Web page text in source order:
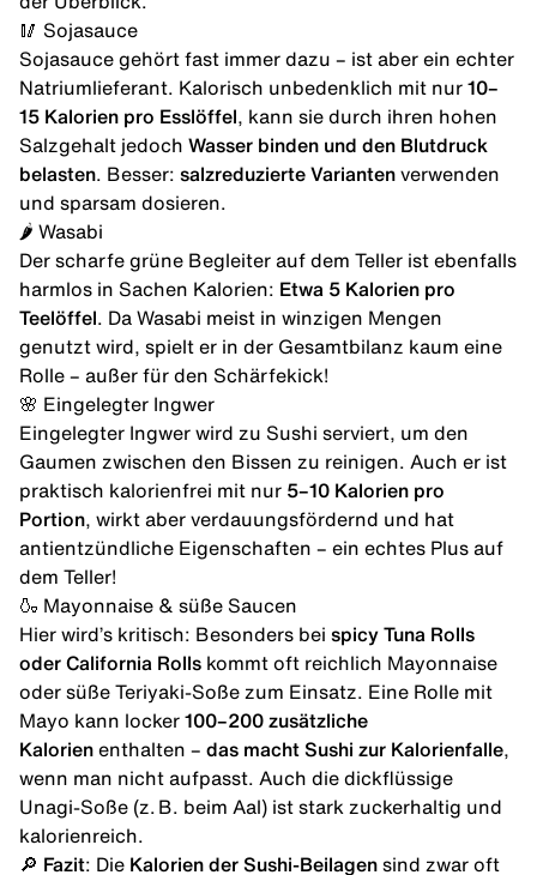
🥢 Sojasauce
Sojasauce gehört fast immer dazu – ist aber ein echter
Natriumlieferant. Kalorisch unbedenklich mit nur 10–
15 Kalorien pro Esslöffel , kann sie durch ihren hohen
Salzgehalt jedoch Wasser binden und den Blutdruck
belasten . Besser: salzreduzierte Varianten verwenden
und sparsam dosieren.
🌶️ Wasabi
Der scharfe grüne Begleiter auf dem Teller ist ebenfalls
harmlos in Sachen Kalorien: Etwa 5 Kalorien pro
Teelöffel . Da Wasabi meist in winzigen Mengen
genutzt wird, spielt er in der Gesamtbilanz kaum eine
Rolle – außer für den Schärfekick!
🌸 Eingelegter Ingwer
Eingelegter Ingwer wird zu Sushi serviert, um den
Gaumen zwischen den Bissen zu reinigen. Auch er ist
praktisch kalorienfrei mit nur 5–10 Kalorien pro
Portion , wirkt aber verdauungsfördernd und hat
antientzündliche Eigenschaften – ein echtes Plus auf
dem Teller!
🍶 Mayonnaise & süße Saucen
Hier wird’s kritisch: Besonders bei spicy Tuna Rolls
oder California Rolls kommt oft reichlich Mayonnaise
oder süße Teriyaki-Soße zum Einsatz. Eine Rolle mit
Mayo kann locker 100–200 zusätzliche
Kalorien enthalten – das macht Sushi zur Kalorienfalle
wenn man nicht aufpasst. Auch die dickflüssige
Unagi-Soße (z. B. beim Aal) ist stark zuckerhaltig und
kalorienreich.
🔎 Fazit: Die Kalorien der Sushi-Beilagen sind zwar oft